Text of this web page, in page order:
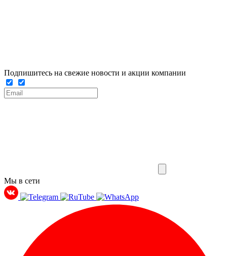
Подпишитесь на свежие новости и акции компании
Мы в сети